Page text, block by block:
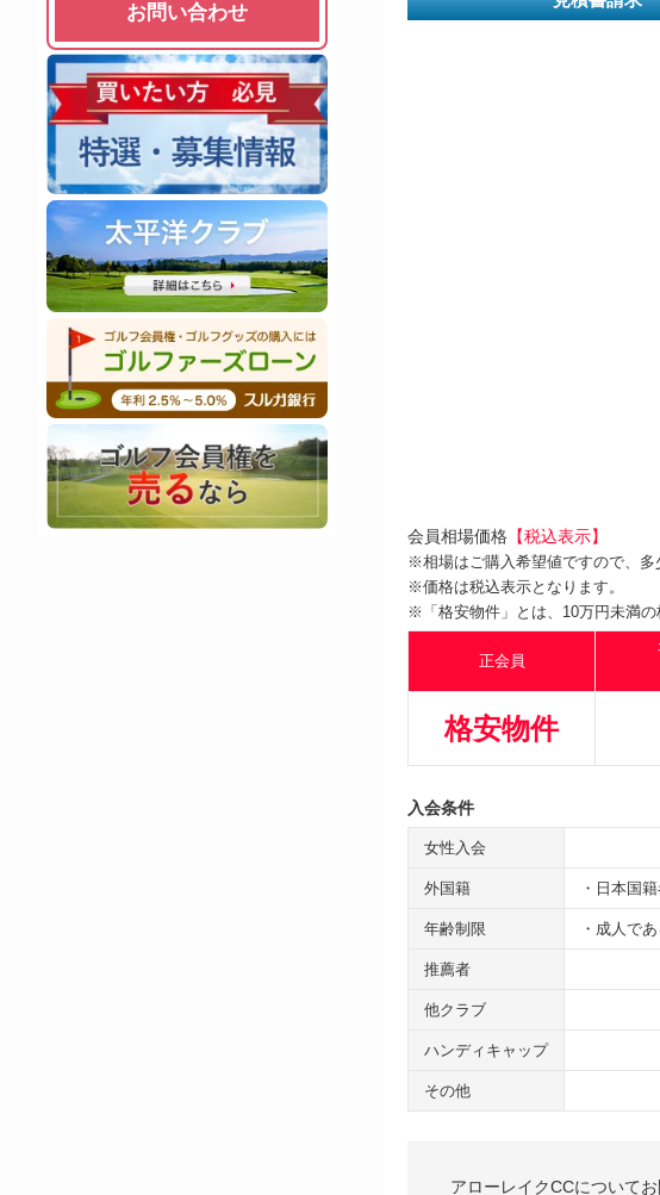
お問い合わせ
会員相場価格 【税込表示】
※相場はご購入希望値ですので、多
※価格は税込表示となります。
※「格安物件」とは、10万円未満の
正会員
格安物件
入会条件
女性入会
外国籍 ・日本国
年齢制限 ・成人で
推薦者
他クラブ
ハンディキャップ
その他
アローレイクCCについて